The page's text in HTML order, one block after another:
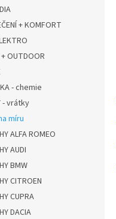
+ KOMFORT
OUTDOOR
- chemie
- vrátky
míru
ALFA ROMEO
AUDI
BMW
CITROEN
CUPRA
DACIA